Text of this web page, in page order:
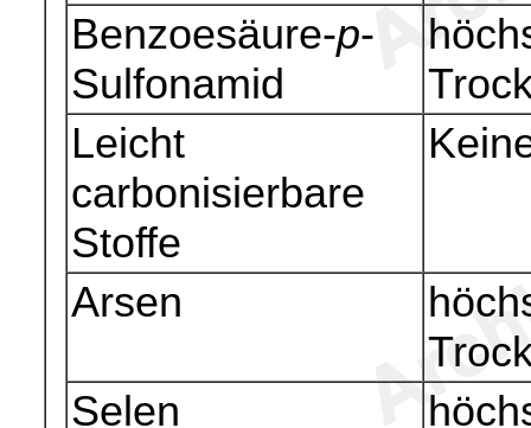
Benzoesäure-p-
Sulfonamid
Leicht
carbonisierbare
Stoffe
Arsen
Selen